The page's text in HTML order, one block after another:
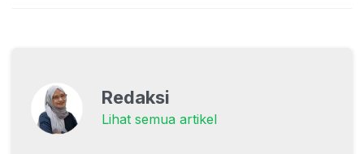
Redaksi
Lihat semua artikel